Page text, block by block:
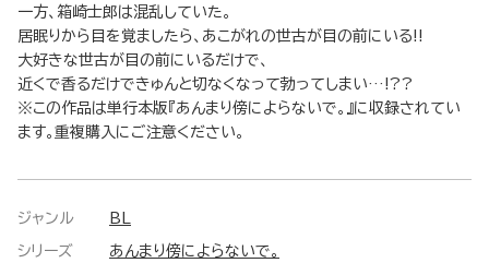
一方、箱崎士郎は混乱していた。
居眠りから目を覚ましたら、あこがれの世古が目の前にいる!!
大好きな世古が目の前にいるだけで、
近くで香るだけできゅんと切なくなって勃ってしまい…!??
※この作品は単行本版『あんまり傍によらないで。』に収録されてい
ます。重複購入にご注意ください。
ジャンル BL
シリーズ あんまり傍によらないで。